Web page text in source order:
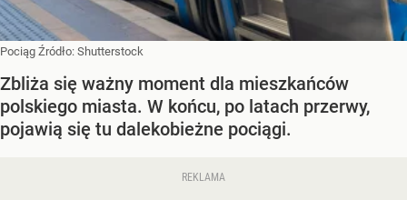
Pociąg Źródło: Shutterstock
Zbliża się ważny moment dla mieszkańców
polskiego miasta. W końcu, po latach przerwy,
pojawią się tu dalekobieżne pociągi.